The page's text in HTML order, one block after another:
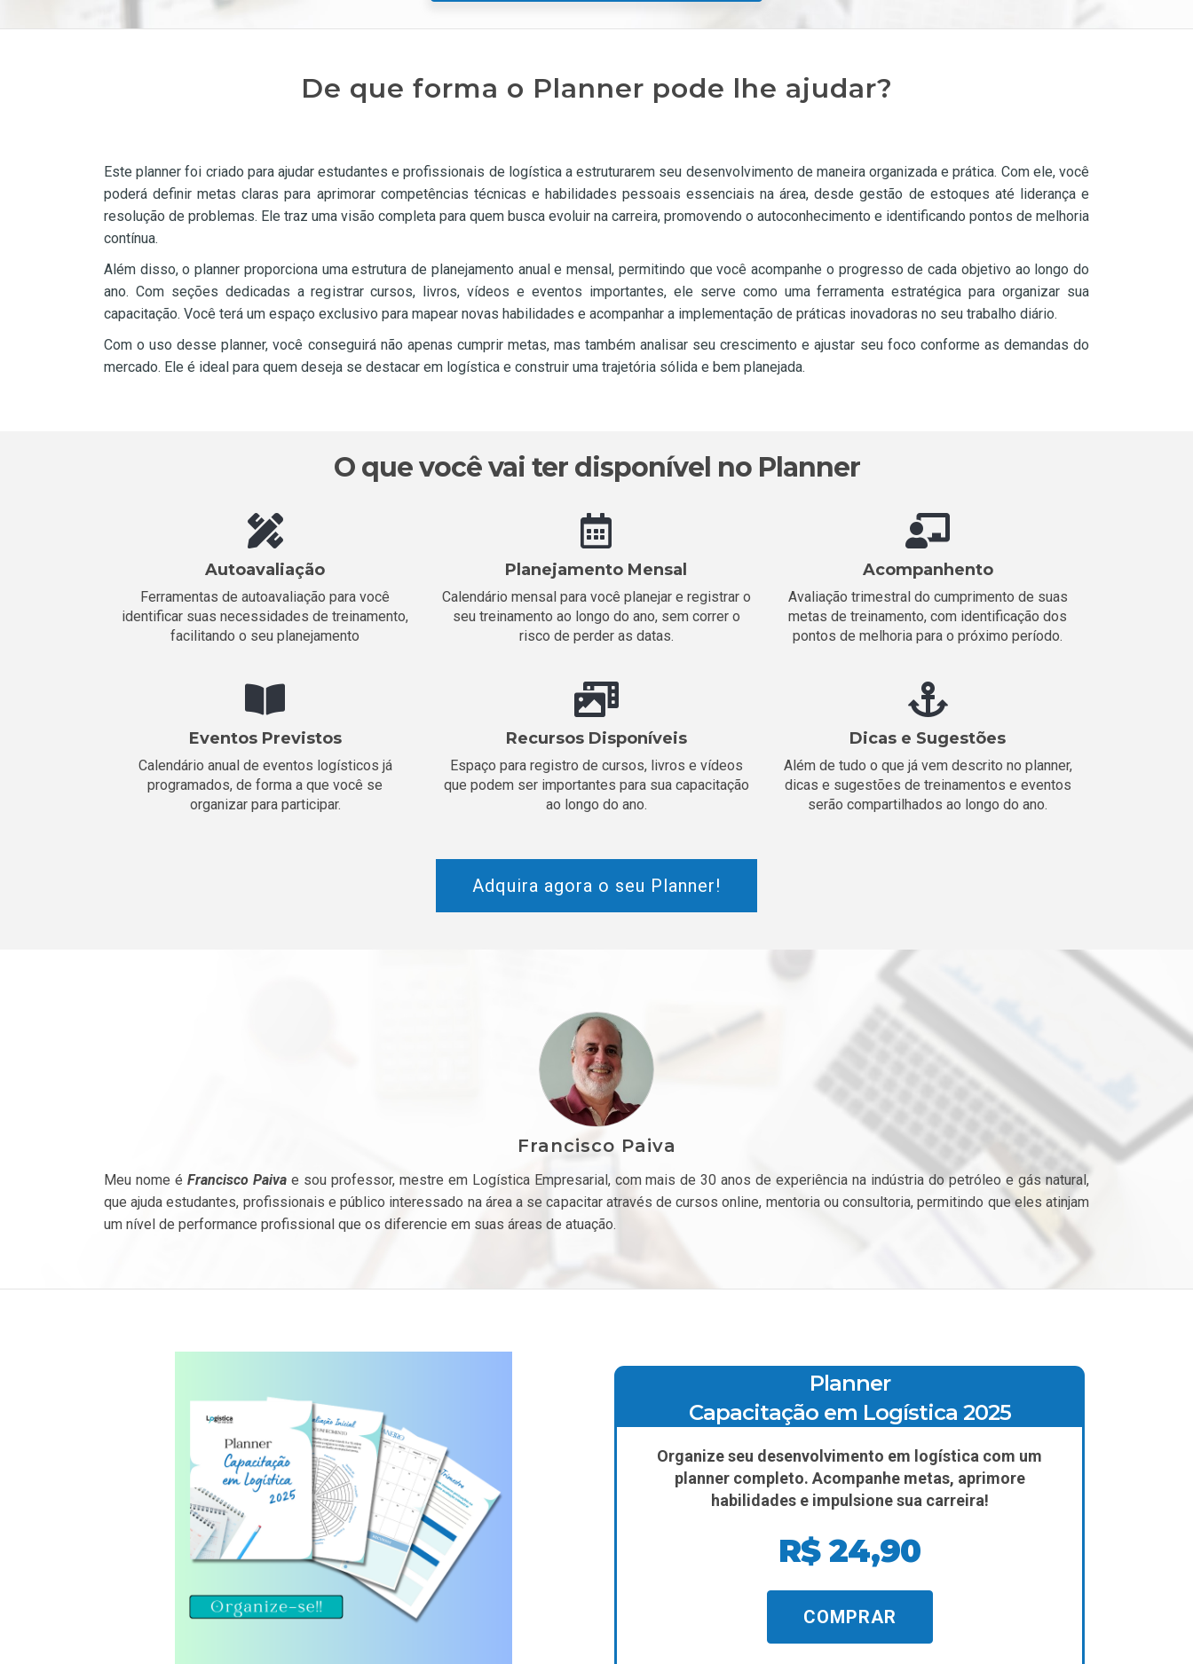
De que forma o Planner pode lhe ajudar?
Este planner foi criado para ajudar estudantes e profissionais de logística a estruturarem seu desenvolvimento de maneira organizada e prática. Com ele, você
poderá definir metas claras para aprimorar competências técnicas e habilidades pessoais essenciais na área, desde gestão de estoques até liderança e
resolução de problemas. Ele traz uma visão completa para quem busca evoluir na carreira, promovendo o autoconhecimento e identificando pontos de melhoria
contínua.
Além disso, o planner proporciona uma estrutura de planejamento anual e mensal, permitindo que você acompanhe o progresso de cada objetivo ao longo do
ano. Com seções dedicadas a registrar cursos, livros, vídeos e eventos importantes, ele serve como uma ferramenta estratégica para organizar sua
capacitação. Você terá um espaço exclusivo para mapear novas habilidades e acompanhar a implementação de práticas inovadoras no seu trabalho diário.
Com o uso desse planner, você conseguirá não apenas cumprir metas, mas também analisar seu crescimento e ajustar seu foco conforme as demandas do
mercado. Ele é ideal para quem deseja se destacar em logística e construir uma trajetória sólida e bem planejada.
O que você vai ter disponível no Planner
Autoavaliação
Ferramentas de autoavaliação para você
identificar suas necessidades de treinamento,
facilitando o seu planejamento
Planejamento Mensal
Calendário mensal para você planejar e registrar o
seu treinamento ao longo do ano, sem correr o
risco de perder as datas.
Acompanhento
Avaliação trimestral do cumprimento de suas
metas de treinamento, com identificação dos
pontos de melhoria para o próximo período.
Eventos Previstos
Calendário anual de eventos logísticos já
programados, de forma a que você se
organizar para participar.
Recursos Disponíveis
Espaço para registro de cursos, livros e vídeos
que podem ser importantes para sua capacitação
ao longo do ano.
Dicas e Sugestões
Além de tudo o que já vem descrito no planner,
dicas e sugestões de treinamentos e eventos
serão compartilhados ao longo do ano.
Adquira agora o seu Planner!
Francisco Paiva
Meu nome é Francisco Paivae sou professor, mestre em Logística Empresarial, com mais de 30 anos de experiência na indústria do petróleo e gás natural,
que ajuda estudantes, profissionais e público interessado na área a se capacitar através de cursos online, mentoria ou consultoria, permitindo que eles atinjam
um nível de performance profissional que os diferencie em suas áreas de atuação.
Planner
Capacitação em Logística 2025
Organize seu desenvolvimento em logística com um
planner completo. Acompanhe metas, aprimore
habilidades e impulsione sua carreira!
R$ 24,90
COMPRAR